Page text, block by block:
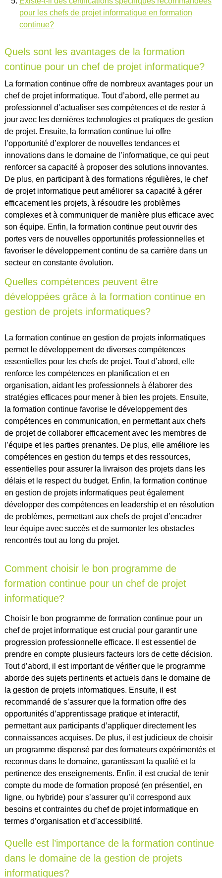
pour les chefs de projet informatique en formation
continue?
Quels sont les avantages de la formation
continue pour un chef de projet informatique?
La formation continue offre de nombreux avantages pour un
chef de projet informatique. Tout d’abord, elle permet au
professionnel d’actualiser ses compétences et de rester à
jour avec les dernières technologies et pratiques de gestion
de projet. Ensuite, la formation continue lui offre
l’opportunité d’explorer de nouvelles tendances et
innovations dans le domaine de l’informatique, ce qui peut
renforcer sa capacité à proposer des solutions innovantes.
De plus, en participant à des formations régulières, le chef
de projet informatique peut améliorer sa capacité à gérer
efficacement les projets, à résoudre les problèmes
complexes et à communiquer de manière plus efficace avec
son équipe. Enfin, la formation continue peut ouvrir des
portes vers de nouvelles opportunités professionnelles et
favoriser le développement continu de sa carrière dans un
secteur en constante évolution.
Quelles compétences peuvent être
développées grâce à la formation continue en
gestion de projets informatiques?
La formation continue en gestion de projets informatiques
permet le développement de diverses compétences
essentielles pour les chefs de projet. Tout d’abord, elle
renforce les compétences en planification et en
organisation, aidant les professionnels à élaborer des
stratégies efficaces pour mener à bien les projets. Ensuite,
la formation continue favorise le développement des
compétences en communication, en permettant aux chefs
de projet de collaborer efficacement avec les membres de
l’équipe et les parties prenantes. De plus, elle améliore les
compétences en gestion du temps et des ressources,
essentielles pour assurer la livraison des projets dans les
délais et le respect du budget. Enfin, la formation continue
en gestion de projets informatiques peut également
développer des compétences en leadership et en résolution
de problèmes, permettant aux chefs de projet d’encadrer
leur équipe avec succès et de surmonter les obstacles
rencontrés tout au long du projet.
Comment choisir le bon programme de
formation continue pour un chef de projet
informatique?
Choisir le bon programme de formation continue pour un
chef de projet informatique est crucial pour garantir une
progression professionnelle efficace. Il est essentiel de
prendre en compte plusieurs facteurs lors de cette décision.
Tout d’abord, il est important de vérifier que le programme
aborde des sujets pertinents et actuels dans le domaine de
la gestion de projets informatiques. Ensuite, il est
recommandé de s’assurer que la formation offre des
opportunités d’apprentissage pratique et interactif,
permettant aux participants d’appliquer directement les
connaissances acquises. De plus, il est judicieux de choisir
un programme dispensé par des formateurs expérimentés et
reconnus dans le domaine, garantissant la qualité et la
pertinence des enseignements. Enfin, il est crucial de tenir
compte du mode de formation proposé (en présentiel, en
ligne, ou hybride) pour s’assurer qu’il correspond aux
besoins et contraintes du chef de projet informatique en
termes d’organisation et d’accessibilité.
Quelle est l’importance de la formation continue
dans le domaine de la gestion de projets
informatiques?